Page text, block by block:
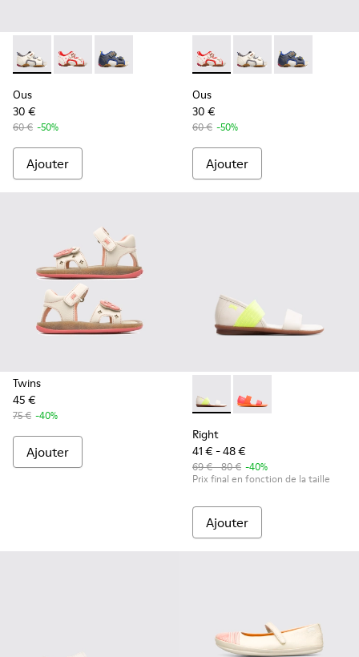
Ous - 80530-031 - Beige
Ous - 80530-036 - Beige
Ous - 80530-030
Ous
30 €
60 € -50%
Ajouter
Ous - 80530-036 - Beige
Ous - 80530-031 -
Ous - 80530-
Ous
30 €
60 € -50%
Ajouter
Twins
45 €
75 € -40%
Ajouter
Right - K800041-018 - Beige
Right - K800041-001
Right
41 € - 48 €
69 € - 80 € -40%
Prix final en fonction de la taille
Ajouter